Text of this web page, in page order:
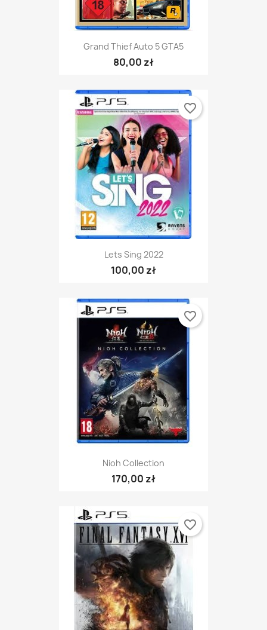
Grand Thief Auto 5 GTA5
80,00 zł
Lets Sing 2022
100,00 zł
favorite_border
Nioh Collection
170,00 zł
favorite_border
favorite_border